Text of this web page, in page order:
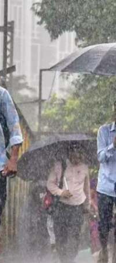
उद्घाटन